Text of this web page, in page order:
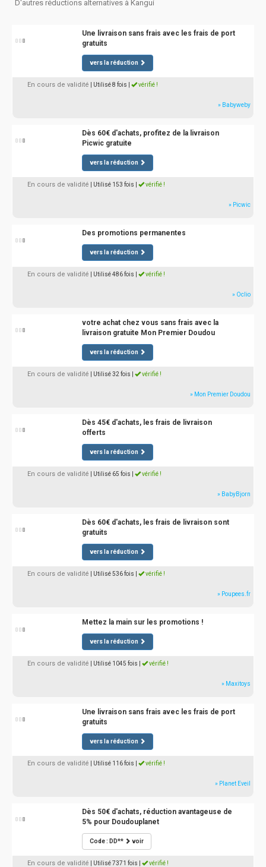
D'autres réductions alternatives à Kangui
Une livraison sans frais avec les frais de port
gratuits
vers la réduction
En cours de validité | Utilisé 8 fois vérifié !
» Babyweby
Dès 60€ d'achats, profitez de la livraison
Picwic gratuite
vers la réduction
En cours de validité | Utilisé 153 fois vérifié !
» Picwic
Des promotions permanentes
vers la réduction
En cours de validité | Utilisé 486 fois vérifié !
» Oclio
votre achat chez vous sans frais avec la
livraison gratuite Mon Premier Doudou
vers la réduction
En cours de validité | Utilisé 32 fois vérifié !
» Mon Premier Doudou
Dès 45€ d'achats, les frais de livraison
offerts
vers la réduction
En cours de validité | Utilisé 65 fois vérifié !
» BabyBjorn
Dès 60€ d'achats, les frais de livraison sont
gratuits
vers la réduction
En cours de validité | Utilisé 536 fois vérifié !
» Poupees.fr
Mettez la main sur les promotions !
vers la réduction
En cours de validité | Utilisé 1045 fois vérifié !
» Maxitoys
Une livraison sans frais avec les frais de port
gratuits
vers la réduction
En cours de validité | Utilisé 116 fois vérifié !
» Planet Eveil
Dès 50€ d'achats, réduction avantageuse de
5% pour Doudouplanet
Code : DD** voir
En cours de validité | Utilisé 7371 fois vérifié !